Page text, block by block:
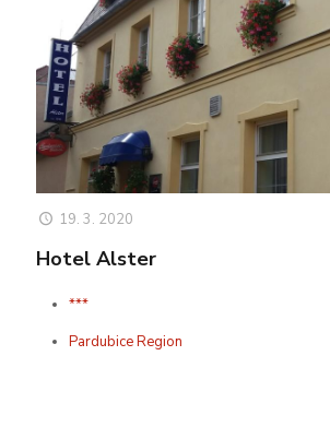
19. 3. 2020
Hotel Alster
***
Pardubice Region